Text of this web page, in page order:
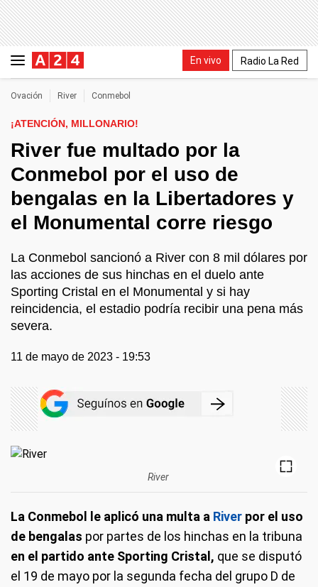
En vivo Radio La Red
Ovación River Conmebol
¡ATENCIÓN, MILLONARIO!
River fue multado por la
Conmebol por el uso de
bengalas en la Libertadores y
el Monumental corre riesgo
La Conmebol sancionó a River con 8 mil dólares por
las acciones de sus hinchas en el duelo ante
Sporting Cristal en el Monumental y si hay
reincidencia, el estadio podría recibir una pena más
severa.
11 de mayo de 2023 - 19:53
River
La Conmebol le aplicó una multa a River por el uso
de bengalas por partes de los hinchas en la tribuna
en el partido ante Sporting Cristal, que se disputó
el 19 de mayo por la segunda fecha del grupo D de